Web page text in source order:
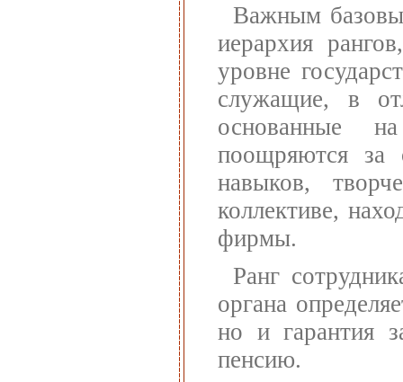
Важным
иерархия
уровне
служащие, в
основанные
поощряются за
навыков,
коллективе,
фирмы.
Ранг
органа
но и гарантия
пенсию.